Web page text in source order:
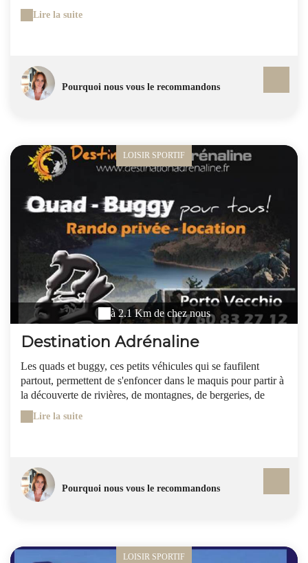
garantie d'un moment privilégié. Vous serez accompagné par
Jean-Paul Quilici le premier guide de haute montagne de
Lire la suite
Pourquoi nous vous le recommandons
LOISIR SPORTIF
à 2.1 Km de chez nous
Destination Adrénaline
Les quads et buggy, ces petits véhicules qui se faufilent
partout, permettent de s'enfoncer dans le maquis pour partir à
la découverte de rivières, de montagnes, de bergeries, de
chapelles ravissantes et de petits villages pittoresques.
Encadrées par des guides chevronnés qui vous initieront à la
tous, débutants ou confirmés mais avec permis B. Une
excursion inoubliable de quelques heures à la journée.
Lire la suite
Pourquoi nous vous le recommandons
LOISIR SPORTIF